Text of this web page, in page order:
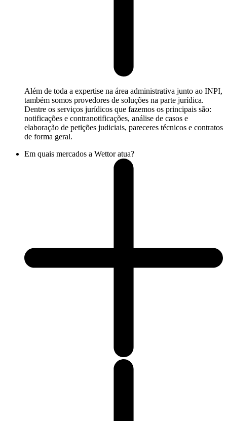
Além de toda a expertise na área administrativa junto ao INPI,
também somos provedores de soluções na parte jurídica.
Dentre os serviços jurídicos que fazemos os principais são:
notificações e contranotificações, análise de casos e
elaboração de petições judiciais, pareceres técnicos e contratos
de forma geral.
Em quais mercados a Wettor atua?